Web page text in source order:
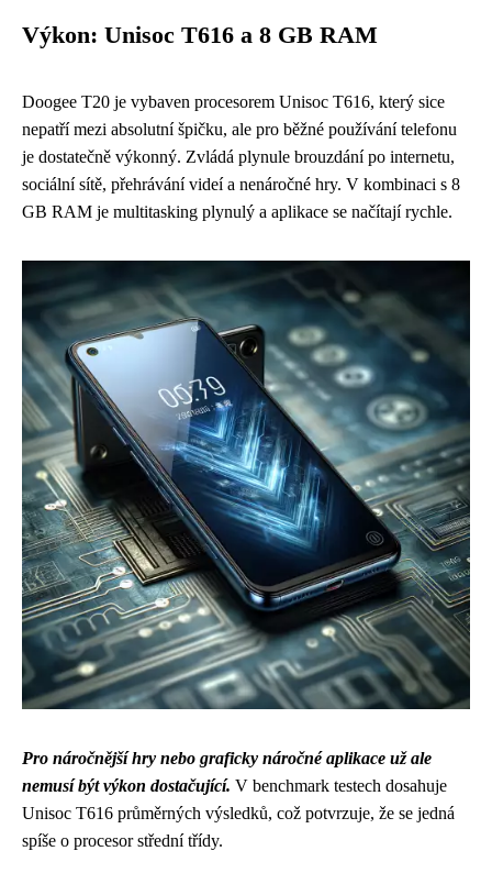
Výkon: Unisoc T616 a 8 GB RAM
Doogee T20 je vybaven procesorem Unisoc T616, který sice
nepatří mezi absolutní špičku, ale pro běžné používání telefonu
je dostatečně výkonný. Zvládá plynule brouzdání po internetu,
sociální sítě, přehrávání videí a nenáročné hry. V kombinaci s 8
GB RAM je multitasking plynulý a aplikace se načítají rychle.
Pro náročnější hry nebo graficky náročné aplikace už ale
nemusí být výkon dostačující. V benchmark testech dosahuje
Unisoc T616 průměrných výsledků, což potvrzuje, že se jedná
spíše o procesor střední třídy.